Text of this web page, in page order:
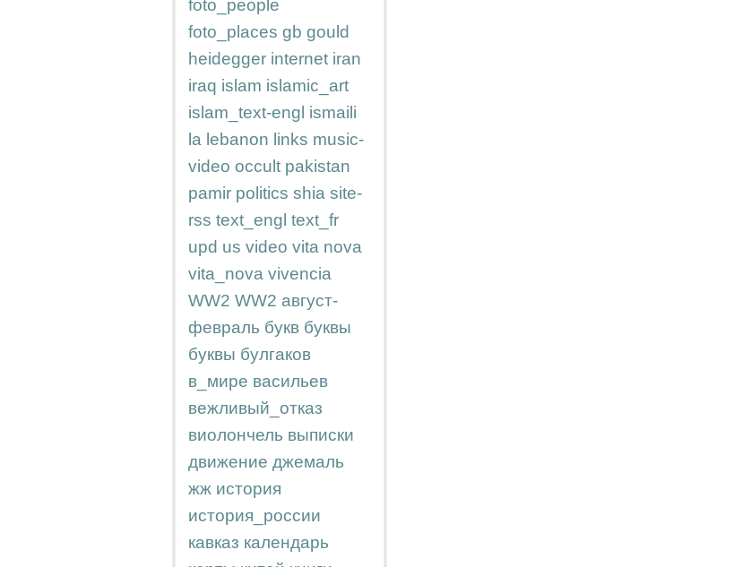
foto_people
foto_places gb gould
heidegger internet iran
iraq islam islamic_art
islam_text-engl ismaili
la lebanon links music-
video occult pakistan
pamir politics shia site-
rss text_engl text_fr
upd us video vita nova
vita_nova vivencia
WW2 WW2 август-
февраль букв буквы
буквы булгаков
в_мире васильев
вежливый_отказ
виолончель выписки
движение джемаль
жж история
история_россии
кавказ календарь